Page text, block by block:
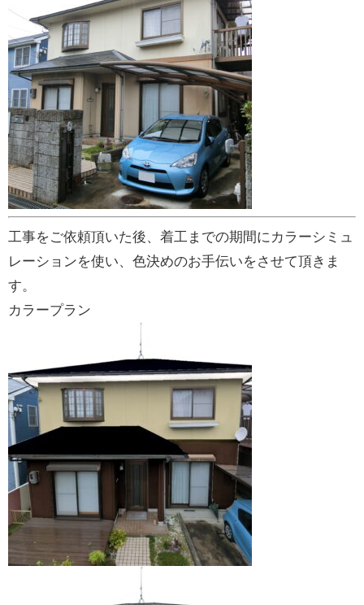
工事をご依頼頂いた後、着工までの期間にカラーシミュ
レーションを使い、色決めのお手伝いをさせて頂きま
す。
カラープラン